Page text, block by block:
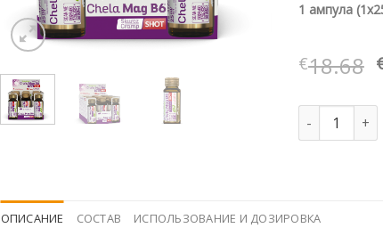
1 ампулa
€18.68
Количество
ОПИСАНИЕ СОСТАВ ИСПОЛЬЗОВАНИЕ И ДОЗИРОВКА